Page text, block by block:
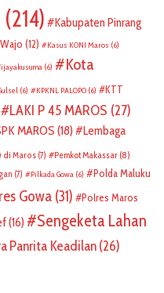
(214)
Kabupaten Pinrang
(12) Kasus KONI Maros (6)
(6)
Kota
(6) KPKNL PALOPO (6)
KTT
LAKI P 45 MAROS (27)
MAROS(18)
Lembaga
di Maros (7) Pemkot Makassar (8)
(7) Pilkada Gowa (6)
Polda Maluku
Gowa (31)
Polres Maros
(16)
Sengeketa Lahan
Panrita Keadilan(26)